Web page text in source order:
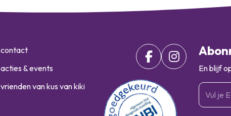
acties & events
vrienden van kus van kiki
contact
En blijf